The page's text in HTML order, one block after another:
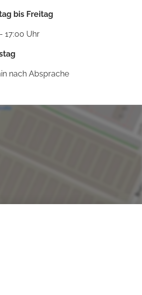
bis Freitag
17:00 Uhr
nach Absprache